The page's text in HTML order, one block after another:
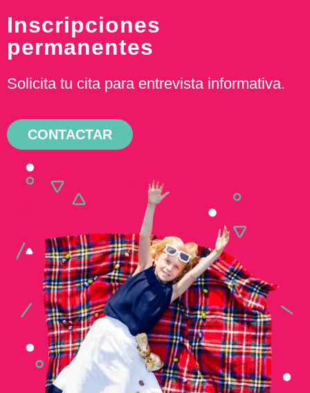
Inscripciones
permanentes
Solicita tu cita para entrevista informativa.
CONTACTAR